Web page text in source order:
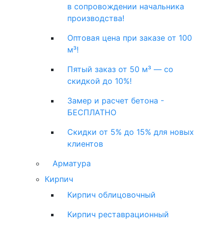
в сопровождении начальника
производства!
Оптовая цена при заказе от 100
м³!
Пятый заказ от 50 м³ — со
скидкой до 10%!
Замер и расчет бетона -
БЕСПЛАТНО
Скидки от 5% до 15% для новых
клиентов
Арматура
Кирпич
Кирпич облицовочный
Кирпич реставрационный